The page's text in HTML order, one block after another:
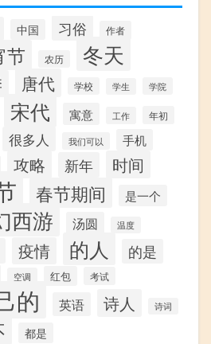
中国 习俗 作者
节 农历 冬天
唐代 学校 学生 学院
宋代 寓意 工作
年初
很多人 我们可以
手机
攻略 新年 时间
春节期间 是一个
西游 汤圆 温度
疫情 的人 的是
空调 红包 考试
的 英语 诗人 诗词
都是